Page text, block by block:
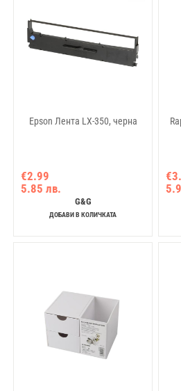
Epson Лента LX-350, черна
€2.99
5.85 лв.
G&G
ДОБАВИ В КОЛИЧКАТА